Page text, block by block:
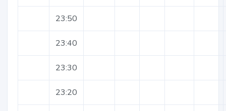
23:50
23:40
23:30
23:20